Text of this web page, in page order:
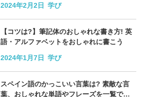
2024年2月2日 学び
【コツは?】筆記体のおしゃれな書き方! 英
語・アルファベットをおしゃれに書こう
2024年1月7日 学び
スペイン語のかっこいい言葉は? 素敵な言
葉、おしゃれな単語やフレーズを一覧で紹